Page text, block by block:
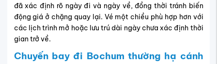
đã xác định rõ ngày đi và ngày về, đồng thời tránh biến
động giá ở chặng quay lại. Vé một chiều phù hợp hơn với
các lịch trình mở hoặc lưu trú dài ngày chưa xác định thời
gian trở về.
Chuyến bay đi Bochum thường hạ cánh